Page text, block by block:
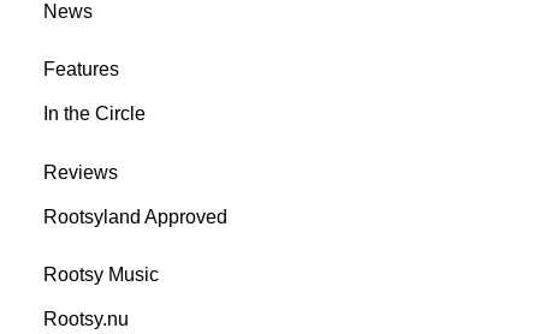
News
Features
In the Circle
Reviews
Rootsyland Approved
Rootsy Music
Rootsy.nu